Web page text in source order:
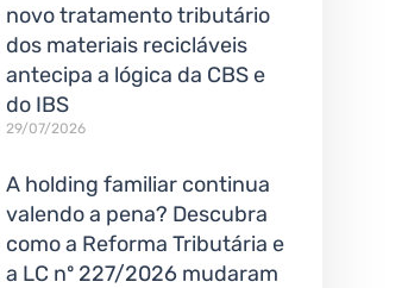
novo tratamento tributário
dos materiais recicláveis
antecipa a lógica da CBS e
do IBS
29/07/2026
A holding familiar continua
valendo a pena? Descubra
como a Reforma Tributária e
a LC nº 227/2026 mudaram